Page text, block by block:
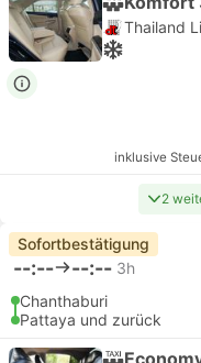
Thailand
inklusive
2
Sofortbestätigung
--:-- --:-- 3h
Chanthaburi
Pattaya und zurück